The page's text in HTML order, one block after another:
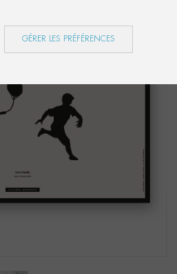
GÉRER LES PRÉFÉRENCES